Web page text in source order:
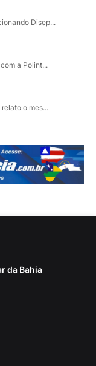
Disep...
a Polint...
o mes...
da Bahia